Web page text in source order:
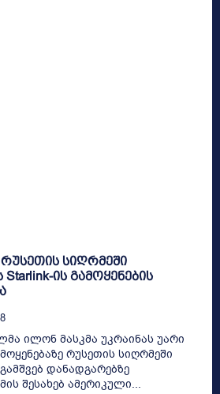
რუსეთის სიღრმეში
ის გამოყენების
ილონ მასკმა უკრაინას უარი
რუსეთის სიღრმეში
დანადგარებზე
შესახებ ამერიკული...